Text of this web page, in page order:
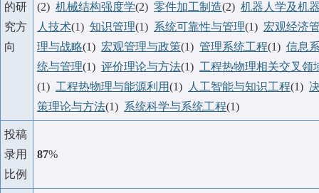
的研
究方
向
(2) 机械结构强度学(2) 零件加工制造(2) 机器人学及机
人技术(1) 知识管理(1) 系统可靠性与管理(1) 宏观经济
理与战略(1) 宏观管理与政策(1) 管理系统工程(1) 信息
统与管理(1) 评价理论与方法(1) 工程热物理相关交叉领
(1) 工程热物理与能源利用(1) 人工智能与知识工程(1)
策理论与方法(1) 系统科学与系统工程(1)
投稿
录用
比例
87%